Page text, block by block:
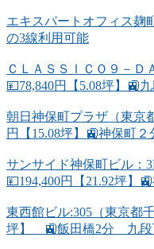
エキスパートオフィス
の3線利用可能
ＣＬＡＳＳＩＣＯ９－Ｄ
💴78,840円【5.08坪】🚉
朝日神保町プラザ（東京
円【15.08坪】🚉神保町２
サンサイド神保町ビル：
💴194,400円【21.92坪】
東西館ビル:305（東京都
坪】 🚉飯田橋2分 九